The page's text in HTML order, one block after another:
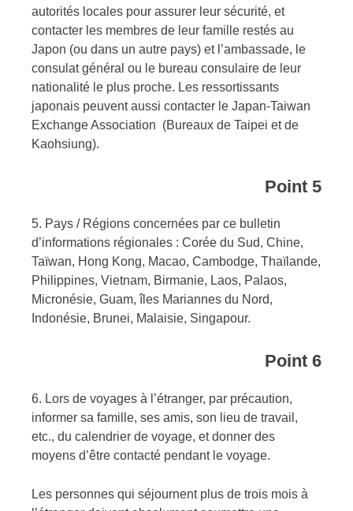
autorités locales pour assurer leur sécurité, et
contacter les membres de leur famille restés au
Japon (ou dans un autre pays) et l’ambassade, le
consulat général ou le bureau consulaire de leur
nationalité le plus proche. Les ressortissants
japonais peuvent aussi contacter le Japan-Taiwan
Exchange Association (Bureaux de Taipei et de
Kaohsiung).
Point 5
5. Pays / Régions concernées par ce bulletin
d’informations régionales : Corée du Sud, Chine,
Taïwan, Hong Kong, Macao, Cambodge, Thaïlande,
Philippines, Vietnam, Birmanie, Laos, Palaos,
Micronésie, Guam, îles Mariannes du Nord,
Indonésie, Brunei, Malaisie, Singapour.
Point 6
6. Lors de voyages à l’étranger, par précaution,
informer sa famille, ses amis, son lieu de travail,
etc., du calendrier de voyage, et donner des
moyens d’être contacté pendant le voyage.
Les personnes qui séjournent plus de trois mois à